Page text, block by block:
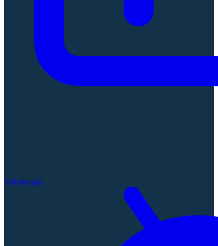
Videojuegos